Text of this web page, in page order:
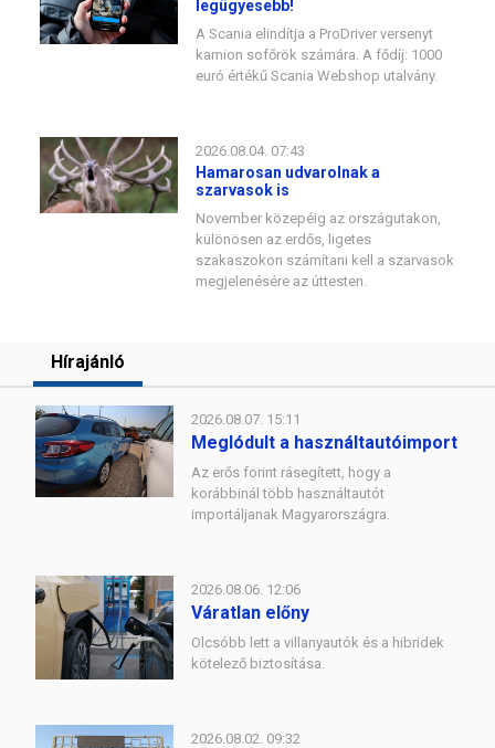
legügyesebb!
A Scania elindítja a ProDriver versenyt
kamion sofőrök számára. A fődíj: 1000
euró értékű Scania Webshop utalvány.
2026.08.04. 07:43
Hamarosan udvarolnak a
szarvasok is
November közepéig az országutakon,
különösen az erdős, ligetes
szakaszokon számítani kell a szarvasok
megjelenésére az úttesten.
Hírajánló
2026.08.07. 15:11
Meglódult a használtautóimport
Az erős forint rásegített, hogy a
korábbinál több használtautót
importáljanak Magyarországra.
2026.08.06. 12:06
Váratlan előny
Olcsóbb lett a villanyautók és a hibridek
kötelező biztosítása.
2026.08.02. 09:32